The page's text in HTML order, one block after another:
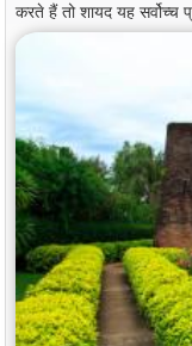
करते हैं तो शायद यह सर्वोच्च